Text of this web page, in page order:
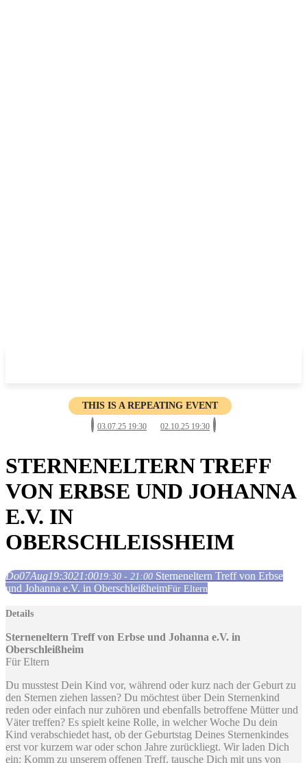
THIS IS A REPEATING EVENT
03.07.25 19:30 02.10.25 19:30
STERNENELTERN TREFF
VON ERBSE UND JOHANNA
E.V. IN
OBERSCHLEISSHEIM
Do07Aug19:3021:0019:30 - 21:00 Sterneneltern Treff von Erbse
und Johanna e.V. in OberschleißheimFür Eltern
Details
Sterneneltern Treff von Erbse und Johanna e.V. in
Oberschleißheim
Für Eltern
Du musstest Dein Kind vor, während oder kurz nach der Geburt zu
den Sternen ziehen lassen? Du möchtest über Dein Sternenkind
reden oder einfach nur zuhören und ebenfalls betroffene Mütter und
Väter treffen? Es spielt keine Rolle, in welcher Woche Du dein
Kind verabschiedet hast, ob der Geburtstag Deines Sternenkindes
erst vor kurzem war oder schon Jahre zurückliegt. Wir laden Dich
ein: Komm zu unserem offenen Treff, tausche Dich mit uns von